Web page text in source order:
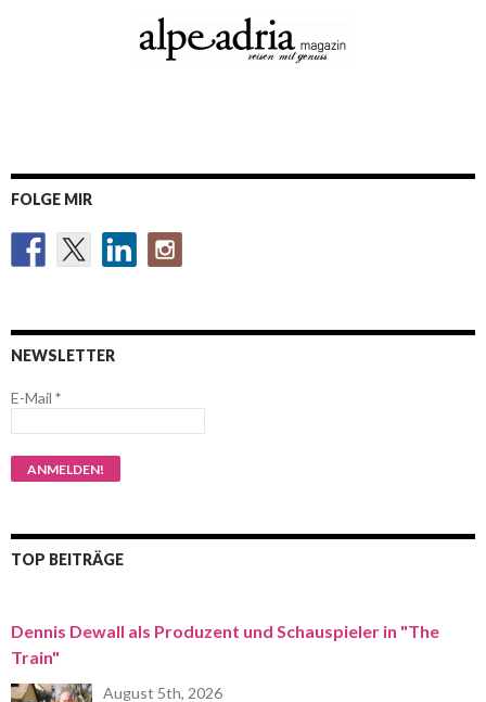
FOLGE MIR
NEWSLETTER
E-Mail *
TOP BEITRÄGE
Dennis Dewall als Produzent und Schauspieler in "The
Train"
August 5th, 2026